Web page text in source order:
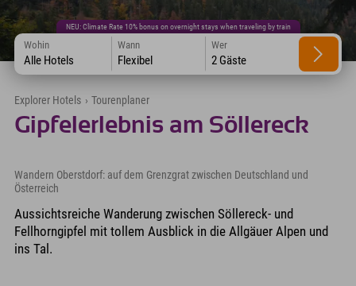
NEU: Climate Rate 10% bonus on overnight stays when traveling by train
Wohin
Alle Hotels
Wann
Flexibel
Wer
2 Gäste
Explorer Hotels › Tourenplaner
Gipfelerlebnis am Söllereck
Wandern Oberstdorf: auf dem Grenzgrat zwischen Deutschland und
Österreich
Aussichtsreiche Wanderung zwischen Söllereck- und
Fellhorngipfel mit tollem Ausblick in die Allgäuer Alpen und
ins Tal.